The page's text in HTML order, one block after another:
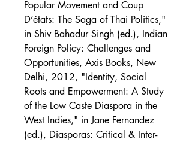
Popular Movement and Coup
D’états: The Saga of Thai Politics,"
in Shiv Bahadur Singh (ed.), Indian
Foreign Policy: Challenges and
Opportunities, Axis Books, New
Delhi, 2012, "Identity, Social
Roots and Empowerment: A Study
of the Low Caste Diaspora in the
West Indies," in Jane Fernandez
(ed.), Diasporas: Critical & Inter-